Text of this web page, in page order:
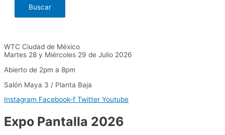
WTC Ciudad de México
Martes 28 y Miércoles 29 de Julio 2026
Abierto de 2pm a 8pm
Salón Maya 3 / Planta Baja
Instagram Facebook-f Twitter Youtube
Expo Pantalla 2026